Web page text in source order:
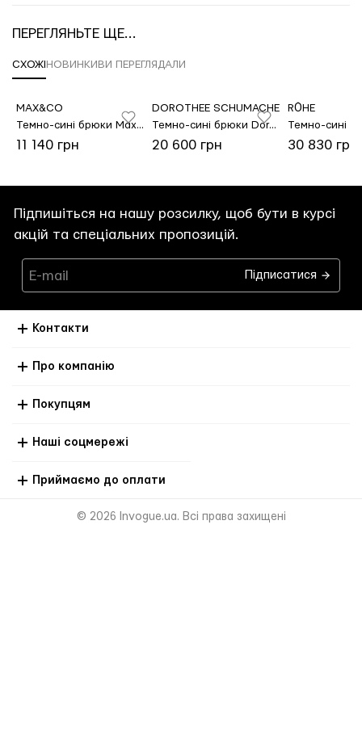
ПЕРЕГЛЯНЬТЕ ЩЕ...
СХОЖІНОВИНКИВИ ПЕРЕГЛЯДАЛИ
MAX&CO
Темно-сині брюки Max&Co з бавовни та льону
11 140 грн
DOROTHEE SCHUMACHER
Темно-сині брюки Dorothee Schumacher з віскози та поліаміду
20 600 грн
RÓHE
30 830 грн
Підпишіться на нашу розсилку, щоб бути в курсі
акцій та спеціальних пропозицій.
Підписатися
Контакти
Про компанію
Покупцям
Наші соцмережі
Приймаємо до оплати
© 2026 Invogue.ua. Всі права захищені